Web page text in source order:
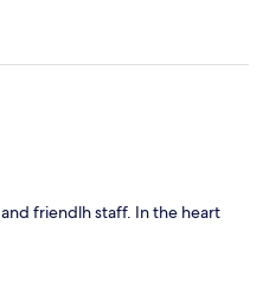
friendlh staff. In the heart